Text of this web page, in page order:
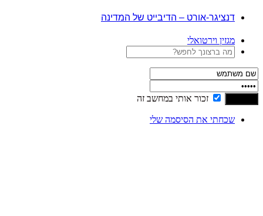
דנציגר-אורט – הדיבייט של המדינה
מגזין וירטואלי
זכור אותי במחשב זה
שכחתי את הסיסמה שלי